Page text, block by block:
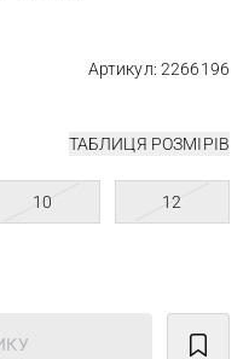
Артикул: 2266196
ТАБЛИЦЯ РОЗМІРІВ
10 12